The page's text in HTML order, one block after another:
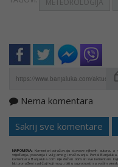
METEOROLOGIJA
Nema komentara
Sakrij sve komentare
NAPOMENA: Komentari odražavaju stavove njihovih autora, a
vrijeđanja, psovanja i vulgarnog izražavanja. Portal
komentara Banjaluka.com nije dužan obrisati sve komentare
biti pronađeni sadržaji koji mogu biti u suprotnosti sa vašim